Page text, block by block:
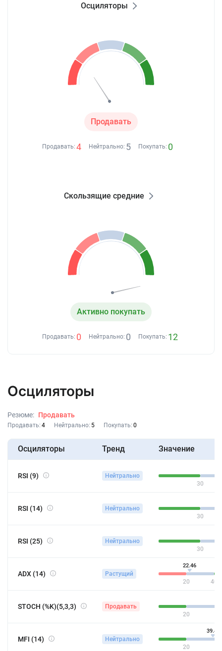
Осциляторы
Продавать
Продавать: 4 Нейтрально: 5 Покупать: 0
Скользящие средние
Активно покупать
Продавать: 0 Нейтрально: 0 Покупать: 12
Осциляторы
Резюме: Продавать
Продавать: 4 Нейтрально: 5 Покупать: 0
Осциляторы Тренд Значение
RSI (9)
Нейтрально
30
RSI (14)
Нейтрально
30
RSI (25)
Нейтрально
30
ADX (14) Растущий
22.46
20 40
STOCH (%K)(5,3,3)
Продавать
20
MFI (14) Нейтрально
39.41
20